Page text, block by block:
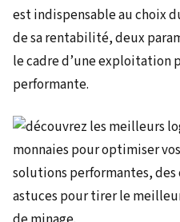
est indispensable au choix
de sa rentabilité, deux
le cadre d’une exploitation
performante.